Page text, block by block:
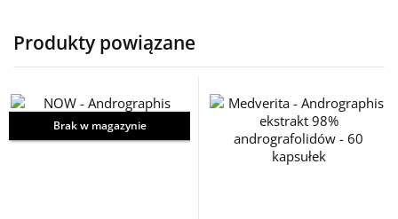
Produkty powiązane
Brak w magazynie